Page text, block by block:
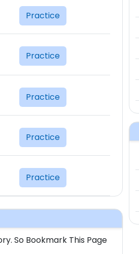
Practice
Practice
Practice
Practice
Practice
So Bookmark This Page